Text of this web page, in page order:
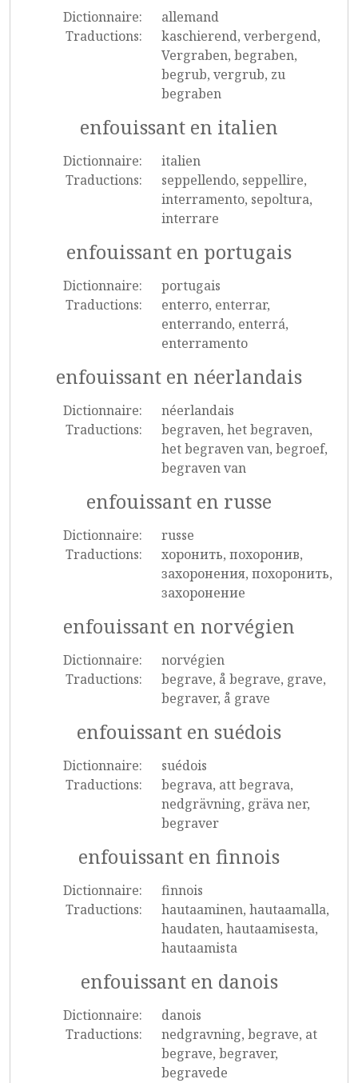
Dictionnaire:
allemand
Traductions:
kaschierend, verbergend,
Vergraben, begraben,
begrub, vergrub, zu
begraben
enfouissant en italien
Dictionnaire:
italien
Traductions:
seppellendo, seppellire,
interramento, sepoltura,
interrare
enfouissant en portugais
Dictionnaire:
portugais
Traductions:
enterro, enterrar,
enterrando, enterrá,
enterramento
enfouissant en néerlandais
Dictionnaire:
néerlandais
Traductions:
begraven, het begraven,
het begraven van, begroef,
begraven van
enfouissant en russe
Dictionnaire:
russe
Traductions:
хоронить, похоронив,
захоронения, похоронить,
захоронение
enfouissant en norvégien
Dictionnaire:
norvégien
Traductions:
begrave, å begrave, grave,
begraver, å grave
enfouissant en suédois
Dictionnaire:
suédois
Traductions:
begrava, att begrava,
nedgrävning, gräva ner,
begraver
enfouissant en finnois
Dictionnaire:
finnois
Traductions:
hautaaminen, hautaamalla,
haudaten, hautaamisesta,
hautaamista
enfouissant en danois
Dictionnaire:
danois
Traductions:
nedgravning, begrave, at
begrave, begraver,
begravede